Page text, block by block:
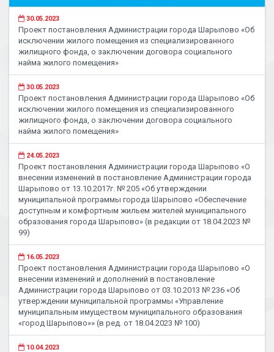
30.05.2023
Проект постановления Администрации города Шарыпово «Об
исключении жилого помещения из специализированного
жилищного фонда, о заключении договора социального
найма жилого помещения»
30.05.2023
Проект постановления Администрации города Шарыпово «Об
исключении жилого помещения из специализированного
жилищного фонда, о заключении договора социального
найма жилого помещения»
24.05.2023
Проект постановления Администрации города Шарыпово «О
внесении изменений в постановление Администрации города
Шарыпово от 13.10.2017г. № 205 «Об утверждении
муниципальной программы города Шарыпово «Обеспечение
доступным и комфортным жильем жителей муниципального
образования города Шарыпово» (в редакции от 18.04.2023 №
99)
16.05.2023
Проект постановления Администрации города Шарыпово «О
внесении изменений и дополнений в постановление
Администрации города Шарыпово от 03.10.2013 № 236 «Об
утверждении муниципальной программы «Управление
муниципальным имуществом муниципального образования
«город Шарыпово»» (в ред. от 18.04.2023 № 100)
10.04.2023